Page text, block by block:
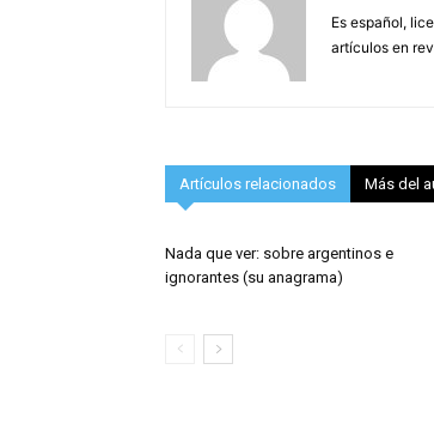
Es español,
artículos en
Artículos relacionados Más del
Nada que ver: sobre argentinos e
ignorantes (su anagrama)